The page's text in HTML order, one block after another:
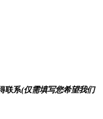
联系(仅需填写您希望我们